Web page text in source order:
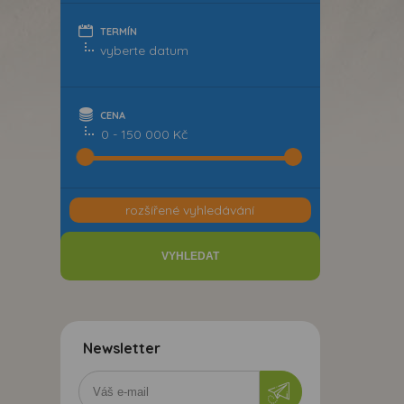
TERMÍN
CENA
0 - 150 000 Kč
rozšířené vyhledávání
Newsletter